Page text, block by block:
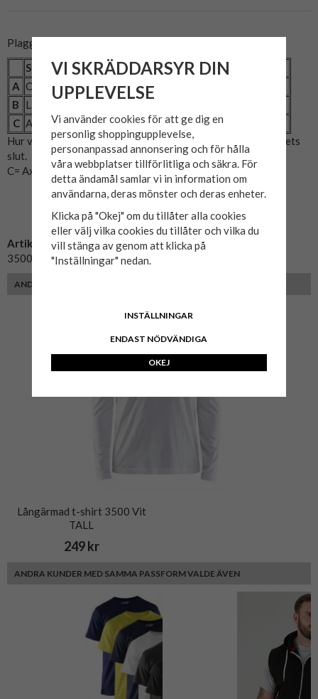
Plaggets mått:
Storlek
ST MT LT XLT XXLT
A Omkrets (cm) 96 102
B
Längd (cm)
C Armlängd (cm) 66 67 68 69 70
Hur vi mätat: A= Bröstmått x2. B= Mitten av axeln till plaggets
slut.
C= Axeln till slutet på ärmen.
Artikelnummer:
350010429900ST
ANDRA FÄRGER
Långärmad t-shirt 3500 Vit
TALL
249 kr
ANDRA KUNDER MED SAMMA PASSFORM VALDE ÄVEN
VI SKRÄDDARSYR DIN
UPPLEVELSE
Vi använder cookies för att ge dig en
personlig shoppingupplevelse,
personanpassad annonsering och för hålla
våra webbplatser tillförlitliga och säkra. För
detta ändamål samlar vi in information om
användarna, deras mönster och deras enheter.
Klicka på "Okej" om du tillåter alla cookies
eller välj vilka cookies du tillåter och vilka du
vill stänga av genom att klicka på
"Inställningar" nedan.
INSTÄLLNINGAR
ENDAST NÖDVÄNDIGA
OKEJ